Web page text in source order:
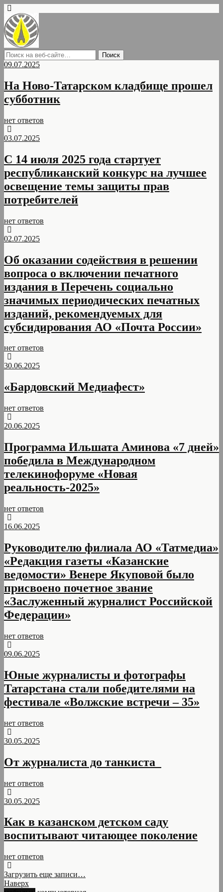
09.07.2025
На Ново-Татарском кладбище прошел
субботник
нет ответов
03.07.2025
С 14 июля 2025 года стартует
республиканский конкурс на лучшее
освещение темы защиты прав
потребителей
нет ответов
02.07.2025
Об оказании содействия в решении
вопроса о включении печатного
издания в Перечень социально
значимых периодических печатных
изданий, рекомендуемых для
субсидирования АО «Почта России»
нет ответов
30.06.2025
«Бардовский Медиафест»
нет ответов
20.06.2025
Программа Ильшата Аминова «7 дней»
победила в Международном
телекинофоруме «Новая
реальность-2025»
нет ответов
16.06.2025
Руководителю филиала АО «Татмедиа»
«Редакция газеты «Казанские
ведомости» Венере Якуповой было
присвоено почетное звание
«Заслуженный журналист Российской
Федерации»
нет ответов
09.06.2025
Юные журналисты и фотографы
Татарстана стали победителями на
фестивале «Волжские встречи – 35»
нет ответов
30.05.2025
От журналиста до танкиста
нет ответов
30.05.2025
Как в казанском детском саду
воспитывают читающее поколение
нет ответов
Загрузить еще записи…
Наверх